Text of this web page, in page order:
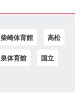
柴崎体育館 高松
泉体育館 国立